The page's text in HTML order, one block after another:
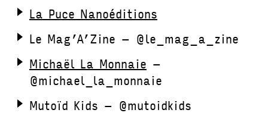
La Puce Nanoéditions
Le Mag’A’Zine – @le_mag_a_zine
Michaël La Monnaie –
@michael_la_monnaie
Mutoïd Kids – @mutoidkids